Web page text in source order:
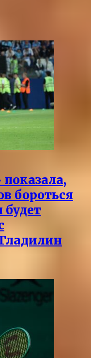
бороться
будет